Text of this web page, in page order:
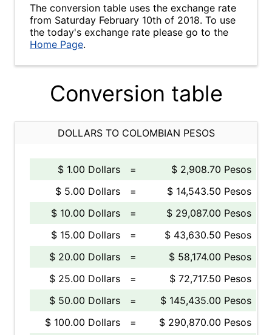
The conversion table uses the exchange rate
from Saturday February 10th of 2018. To use
the today's exchange rate please go to the
Home Page.
Conversion table
DOLLARS TO COLOMBIAN PESOS
$ 1.00 Dollars =
$ 2,908.70 Pesos
$ 5.00 Dollars
=
$ 14,543.50 Pesos
$ 10.00 Dollars
=
$ 29,087.00 Pesos
$ 15.00 Dollars
=
$ 43,630.50 Pesos
$ 20.00 Dollars
=
$ 58,174.00 Pesos
$ 25.00 Dollars
=
$ 72,717.50 Pesos
$ 50.00 Dollars
=
$ 145,435.00 Pesos
$ 100.00 Dollars
=
$ 290,870.00 Pesos